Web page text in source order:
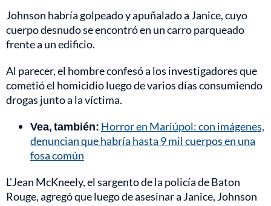
Johnson habría golpeado y apuñalado a Janice, cuyo
cuerpo desnudo se encontró en un carro parqueado
frente a un edificio.
Al parecer, el hombre confesó a los investigadores que
cometió el homicidio luego de varios días consumiendo
drogas junto a la víctima.
Vea, también: Horror en Mariúpol: con imágenes,
denuncian que habría hasta 9 mil cuerpos en una
fosa común
L'Jean McKneely, el sargento de la policía de Baton
Rouge, agregó que luego de asesinar a Janice, Johnson